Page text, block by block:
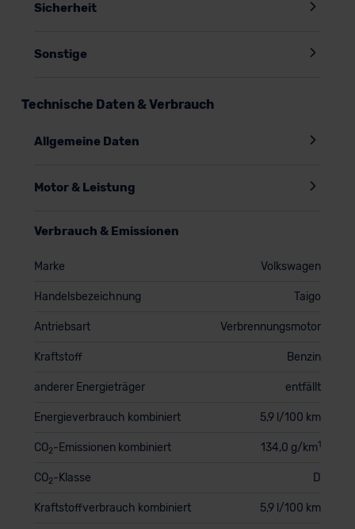
Sicherheit
Sonstige
Technische Daten & Verbrauch
Allgemeine Daten
Motor & Leistung
Verbrauch & Emissionen
Marke Volkswagen
Handelsbezeichnung Taigo
Antriebsart Verbrennungsmotor
Kraftstoff Benzin
anderer Energieträger entfällt
Energieverbrauch kombiniert 5,9 l/100 km
CO2-Emissionen kombiniert 134,0 g/km1
CO2-Klasse D
Kraftstoffverbrauch kombiniert 5,9 l/100 km